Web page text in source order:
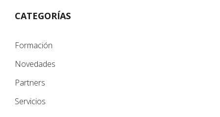
CATEGORÍAS
Formación
Novedades
Partners
Servicios